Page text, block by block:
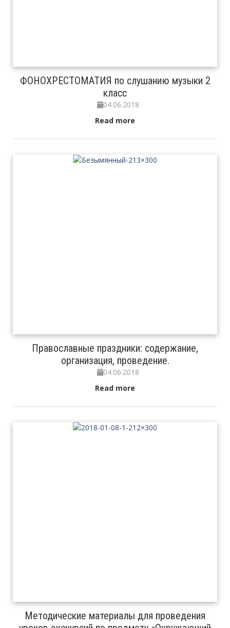
ФОНОХРЕСТОМАТИЯ по слушанию музыки 2
класс
04.06.2018
Read more
Православные праздники: содержание,
организация, проведение.
04.06.2018
Read more
Методические материалы для проведения